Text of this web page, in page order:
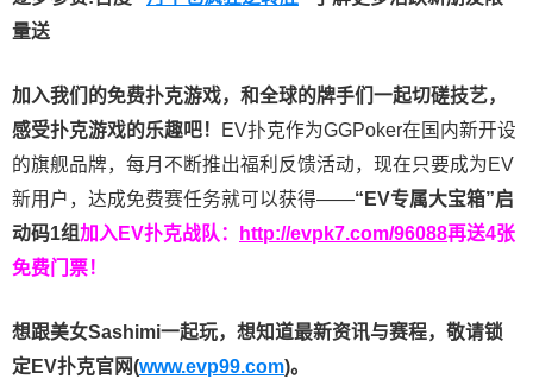
量送
加入我们的免费扑克游戏，和全球的牌手们一起切磋技艺，
感受扑克游戏的乐趣吧！
EV扑克作为GGPoker在国内新开设
的旗舰品牌，每月不断推出福利反馈活动，现在只要成为EV
新用户，达成免费赛任务就可以获得——“EV专属大宝箱”启
动码1组加入EV扑克战队： http://evpk7.com/96088再送4张
免费门票！
想跟美女Sashimi一起玩， 想知道最新资讯与赛程， 敬请锁
定EV扑克官网(www.evp99.com)。